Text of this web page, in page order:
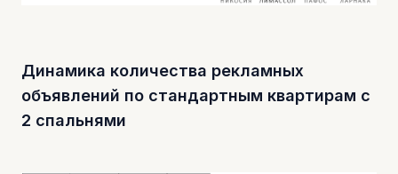
Динамика количества рекламных
объявлений по стандартным квартирам с
2 спальнями